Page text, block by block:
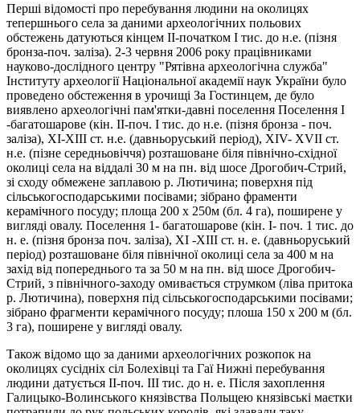
Перші відомості про перебування людини на околицях
тепершнього села за даними археологічних польових
обстежень датуються кінцем II-початком I тис. до н.е. (пізня
бронза-поч. заліза). 2-3 червня 2006 року працівниками
науково-дослідного центру "Рятівна археологічна служба"
Інституту археології Національної академії наук України було
проведено обстеження в урочищі За Гостинцем, де було
виявлено археологічні пам'ятки-давні поселення Поселення I
-багатошарове (кін. II-поч. I тис. до н.е. (пізня бронза - поч.
заліза), XI-XIII ст. н.e. (давньоруський період), ХIV- XVII ст.
н.е. (пізне середньовіччя) розташоване біля північно-східної
околиці села на віддалі 30 м на пн. від шосе Дрогобич-Стрий,
зі сходу обмежене заплавою р. Лютичина; поверхня під
сільськогосподарськими посівами; зібрано фраменти
керамічного посуду; площа 200 х 250м (бл. 4 га), поширене у
вигляді овалу. Поселення 1- багатошарове (кін. I- поч. 1 тис. до
н. е. (пізня бронза поч. заліза), XI -XIII ст. н. е. (давньоруський
період) розташоване біля північної околиці села за 400 м на
захід від попереднього та за 50 м на пн. від шосе Дрогобич-
Стрий, з північного-заходу омивається струмком (ліва притока
р. Лютичина), поверхня під сільськогосподарськими посівами;
зібрано фрагменти керамічного посуду; плоша 150 х 200 м (бл.
3 га), поширене у вигляді овалу.
Також відомо що за даними археологічних розкопок на
околицях сyсідніх сіл Болехівці та Гаї Нижні перебування
людини датується II-поч. ІІІ тис. до н. е. Пiсля захоплення
Галицыко-Волинського князівства Польщею князівські маєтки